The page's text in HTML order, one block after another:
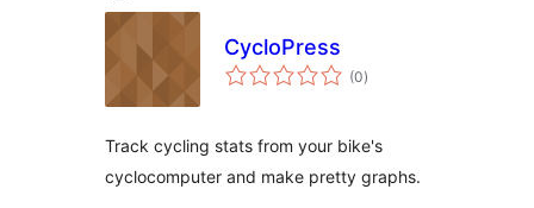
CycloPress
(0toplam
puan
)
Track cycling stats from your bike's
cyclocomputer and make pretty graphs.